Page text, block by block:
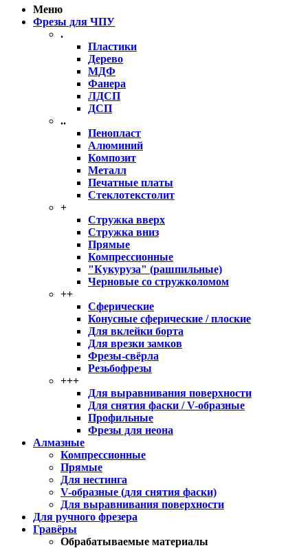
Меню
Фрезы для ЧПУ
.
Пластики
Дерево
МДФ
Фанера
ЛДСП
ДСП
..
Пенопласт
Алюминий
Композит
Металл
Печатные платы
Стеклотекстолит
+
Стружка вверх
Стружка вниз
Прямые
Компрессионные
"Кукуруза" (рашпильные)
Черновые со стружколомом
++
Сферические
Конусные сферические / плоские
Для вклейки борта
Для врезки замков
Фрезы-свёрла
Резьбофрезы
+++
Для выравнивания поверхности
Для снятия фаски / V-образные
Профильные
Фрезы для неона
Алмазные
Компрессионные
Прямые
Для нестинга
V-образные (для снятия фаски)
Для выравнивания поверхности
Для ручного фрезера
Гравёры
Обрабатываемые материалы